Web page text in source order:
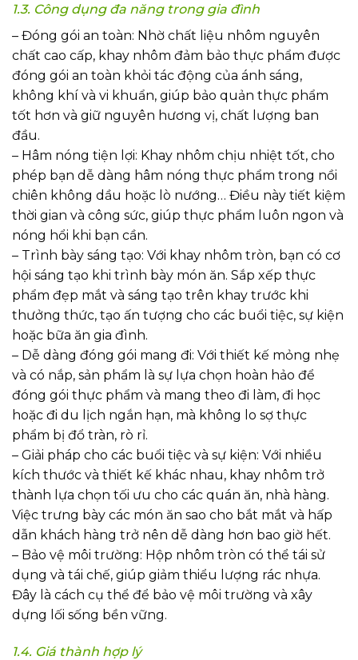
1.3. Công dụng đa năng trong gia đình
– Đóng gói an toàn: Nhờ chất liệu nhôm nguyên
chất cao cấp, khay nhôm đảm bảo thực phẩm được
đóng gói an toàn khỏi tác động của ánh sáng,
không khí và vi khuẩn, giúp bảo quản thực phẩm
tốt hơn và giữ nguyên hương vị, chất lượng ban
đầu.
– Hâm nóng tiện lợi: Khay nhôm chịu nhiệt tốt, cho
phép bạn dễ dàng hâm nóng thực phẩm trong nồi
chiên không dầu hoặc lò nướng… Điều này tiết kiệm
thời gian và công sức, giúp thực phẩm luôn ngon và
nóng hổi khi bạn cần.
– Trình bày sáng tạo: Với khay nhôm tròn, bạn có cơ
hội sáng tạo khi trình bày món ăn. Sắp xếp thực
phẩm đẹp mắt và sáng tạo trên khay trước khi
thưởng thức, tạo ấn tượng cho các buổi tiệc, sự kiện
hoặc bữa ăn gia đình.
– Dễ dàng đóng gói mang đi: Với thiết kế mỏng nhẹ
và có nắp, sản phẩm là sự lựa chọn hoàn hảo để
đóng gói thực phẩm và mang theo đi làm, đi học
hoặc đi du lịch ngắn hạn, mà không lo sợ thực
phẩm bị đổ tràn, rò rỉ.
– Giải pháp cho các buổi tiệc và sự kiện: Với nhiều
kích thước và thiết kế khác nhau, khay nhôm trở
thành lựa chọn tối ưu cho các quán ăn, nhà hàng.
Việc trưng bày các món ăn sao cho bắt mắt và hấp
dẫn khách hàng trở nên dễ dàng hơn bao giờ hết.
– Bảo vệ môi trường: Hộp nhôm tròn có thể tái sử
dụng và tái chế, giúp giảm thiểu lượng rác nhựa.
Đây là cách cụ thể để bảo vệ môi trường và xây
dựng lối sống bền vững.
1.4. Giá thành hợp lý